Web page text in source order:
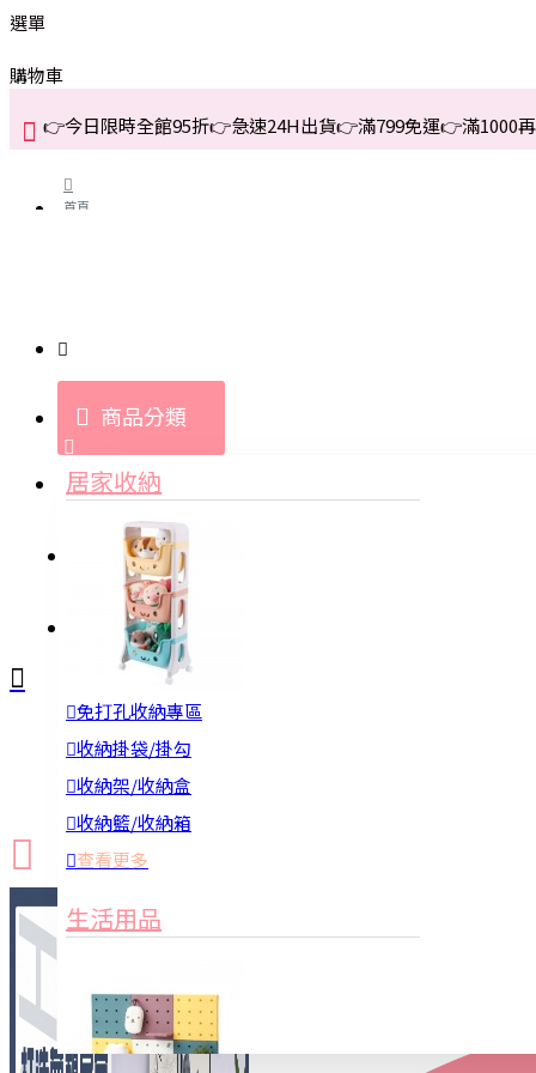
選單
購物車
👉今日限時全館95折👉急速24H出貨👉滿799免運👉滿1000
首頁
商品分類
居家收納
免打孔收納專區
收納掛袋/掛勾
收納架/收納盒
收納籃/收納箱
查看更多
生活用品
登入
新品上市